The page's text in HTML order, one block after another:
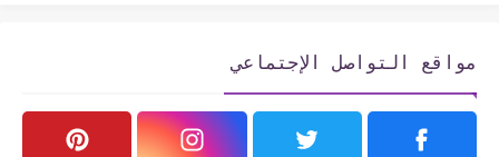
مواقع التواصل الإجتماعي